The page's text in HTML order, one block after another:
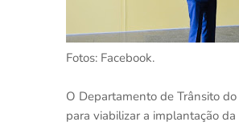
Fotos: Facebook.
O Departamento de Trânsito
para viabilizar a implantação